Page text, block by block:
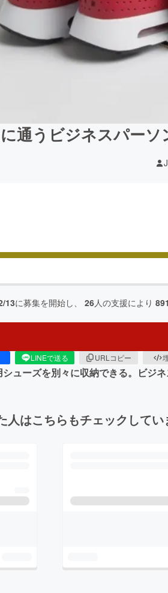
通うビジネスパー
13に募集を開始し、 26人の支援により
LINEで送る URLコピー
ューズを別々に収納できる。ビジ
人はこちらもチェックしてい